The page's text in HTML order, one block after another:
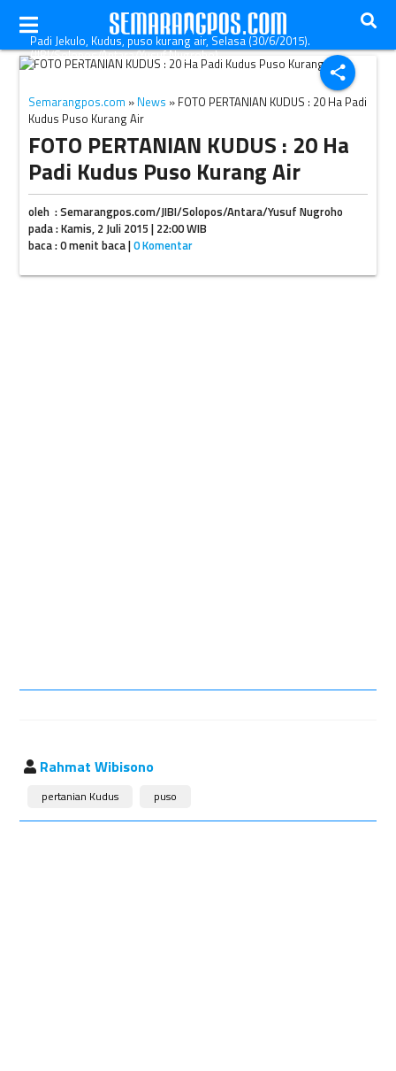
share
Padi Jekulo, Kudus, puso kurang air, Selasa (30/6/2015).
(JIBI/Solopos/Antara/Yusuf Nugroho)
Semarangpos.com » News » FOTO PERTANIAN KUDUS : 20 Ha Padi
Kudus Puso Kurang Air
FOTO PERTANIAN KUDUS : 20 Ha
Padi Kudus Puso Kurang Air
oleh : Semarangpos.com/JIBI/Solopos/Antara/Yusuf Nugroho
pada : Kamis, 2 Juli 2015 | 22:00 WIB
baca : 0 menit baca |0 Komentar
Rahmat Wibisono
pertanian Kudus puso